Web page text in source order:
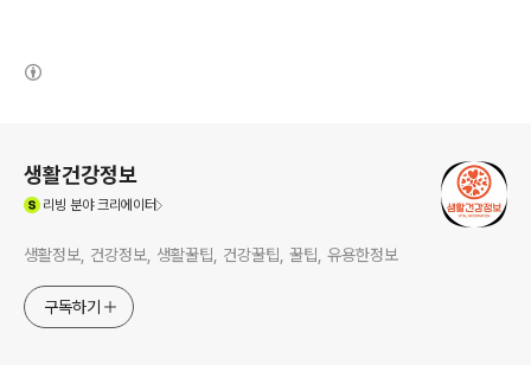
생활건강정보
리빙 분야 크리에이터
생활정보, 건강정보, 생활꿀팁, 건강꿀팁, 꿀팁, 유용한정보
구독하기